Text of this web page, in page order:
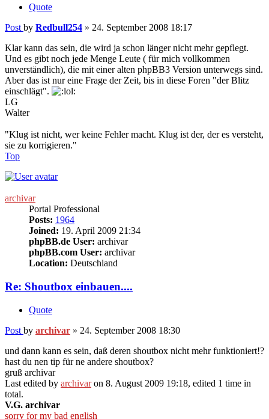
Quote
Post by Redbull254 » 24. September 2008 18:17
Klar kann das sein, die wird ja schon länger nicht mehr gepflegt.
Und es gibt noch jede Menge Leute ( für mich vollkommen
unverständlich), die mit einer alten phpBB3 Version unterwegs sind.
Aber das ist nur eine Frage der Zeit, bis in diese Foren "der Blitz
einschlägt".
LG
Walter
"Klug ist nicht, wer keine Fehler macht. Klug ist der, der es versteht,
sie zu korrigieren."
Top
archivar
Portal Professional
Posts: 1964
Joined: 19. April 2009 21:34
phpBB.de User: archivar
phpBB.com User: archivar
Location: Deutschland
Re: Shoutbox einbauen....
Quote
Post by archivar » 24. September 2008 18:30
und dann kann es sein, daß deren shoutbox nicht mehr funktioniert!?
hast du nen tip für ne andere shoutbox?
gruß archivar
Last edited by archivaron 8. August 2009 19:18, edited 1 time in
total.
V.G. archivar
sorry for my bad english